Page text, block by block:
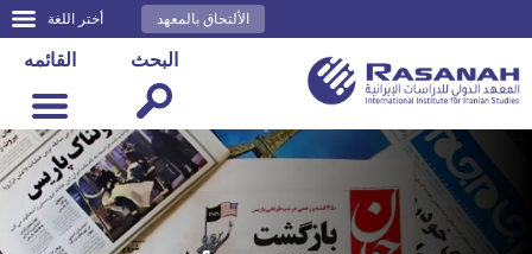
أختر اللغة الألتحاق بالمعهد
القائمه البحث